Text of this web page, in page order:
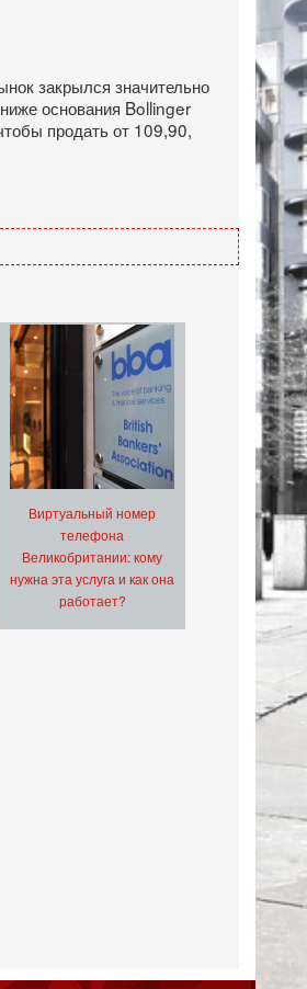
закрылся значительно
основания Bollinger
продать от 109,90,
Виртуальный номер
телефона
Великобритании: кому
нужна эта услуга и как она
работает?